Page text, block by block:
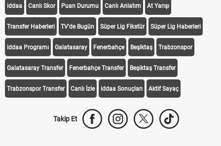
iddaa Canlı Skor Puan Durumu Canlı Anlatım At Yarışı
Transfer Haberleri TV'de Bugün Süper Lig Fikstür Süper Lig Haberleri
iddaa Programı Galatasaray Fenerbahçe Beşiktaş Trabzonspor
Galatasaray Transfer Fenerbahçe Transfer Beşiktaş Transfer
Trabzonspor Transfer Canlı İzle iddaa Sonuçları Aktif Sayaç
Takip Et